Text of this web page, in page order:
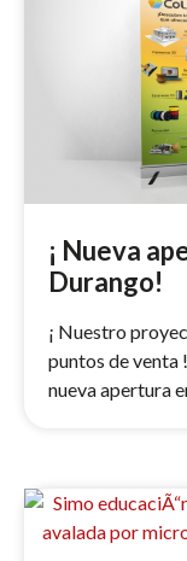
¡ Nueva
Durango!
¡ Nuestro
puntos de venta
nueva apertura